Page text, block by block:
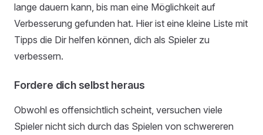
lange dauern kann, bis man eine Möglichkeit auf
Verbesserung gefunden hat. Hier ist eine kleine Liste mit
Tipps die Dir helfen können, dich als Spieler zu
verbessern.
Fordere dich selbst heraus
Obwohl es offensichtlich scheint, versuchen viele
Spieler nicht sich durch das Spielen von schwereren